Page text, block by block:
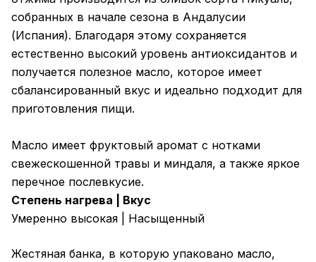
собранных в начале сезона в Андалусии
(Испания). Благодаря этому сохраняется
естественно высокий уровень антиоксидантов и
получается полезное масло, которое имеет
сбалансированный вкус и идеально подходит для
приготовления пищи.
Масло имеет фруктовый аромат с нотками
свежескошенной травы и миндаля, а также яркое
перечное послевкусие.
Степень нагрева | Вкус
Умеренно высокая | Насыщенный
Жестяная банка, в которую упаковано масло,